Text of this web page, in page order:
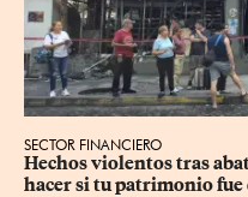
SECTOR FINANCIERO
Hechos violentos tras
hacer si tu patrimonio fue